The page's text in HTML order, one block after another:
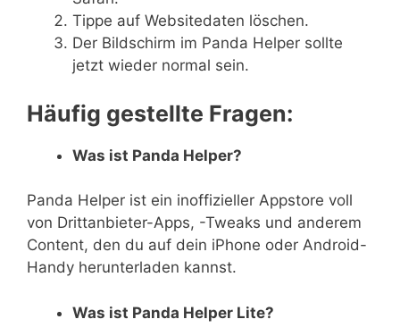
Tippe auf Websitedaten löschen.
Der Bildschirm im Panda Helper sollte
jetzt wieder normal sein.
Häufig gestellte Fragen:
Was ist Panda Helper?
Panda Helper ist ein inoffizieller Appstore voll
von Drittanbieter-Apps, -Tweaks und anderem
Content, den du auf dein iPhone oder Android-
Handy herunterladen kannst.
Was ist Panda Helper Lite?